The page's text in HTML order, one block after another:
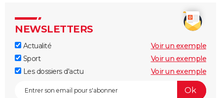
NEWSLETTERS
Actualité
Voir un exemple
Sport
Voir un exemple
Les dossiers d'actu
Voir un exemple